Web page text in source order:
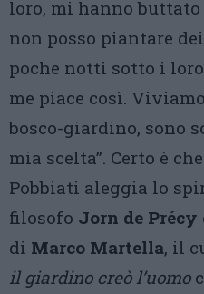
loro, mi hanno
non posso piantare
poche notti sotto i
me piace così.
bosco-giardino, sono
mia scelta”. Certo è
Pobbiati aleggia lo
filosofo Jorn de Précy
di Marco Martella, il
il giardino creò l’uomo